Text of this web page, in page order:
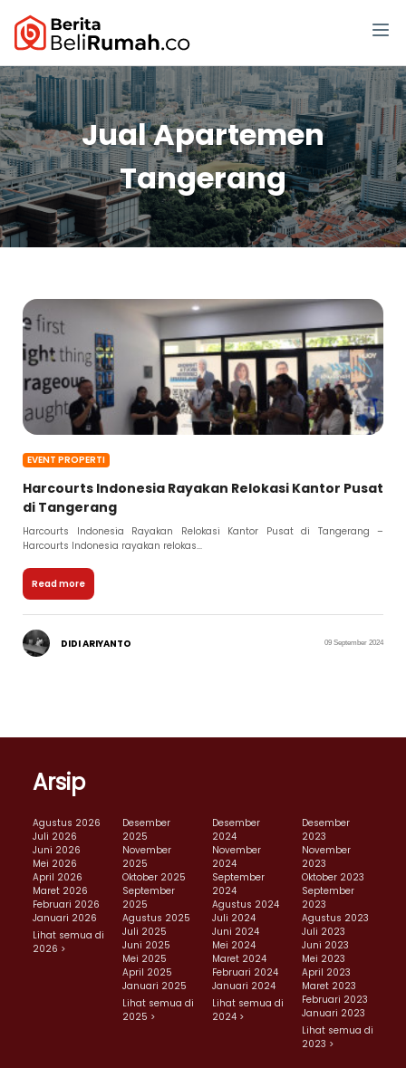
Jual Apartemen
Tangerang
EVENT PROPERTI
Harcourts Indonesia Rayakan Relokasi Kantor Pusat
di Tangerang
Harcourts Indonesia Rayakan Relokasi Kantor Pusat di Tangerang –
Harcourts Indonesia rayakan relokas...
Read more
DIDI ARIYANTO 09 September 2024
Arsip
Agustus 2026
Juli 2026
Juni 2026
Mei 2026
April 2026
Maret 2026
Februari 2026
Januari 2026
Lihat semua di
2026 >
Desember
2025
November
2025
Oktober 2025
September
2025
Agustus 2025
Juli 2025
Juni 2025
Mei 2025
April 2025
Januari 2025
Lihat semua di
2025 >
Desember
2024
November
2024
September
2024
Agustus 2024
Juli 2024
Juni 2024
Mei 2024
Maret 2024
Februari 2024
Januari 2024
Lihat semua di
2024 >
Desember
2023
November
2023
Oktober 2023
September
2023
Agustus 2023
Juli 2023
Juni 2023
Mei 2023
April 2023
Maret 2023
Februari 2023
Januari 2023
Lihat semua di
2023 >